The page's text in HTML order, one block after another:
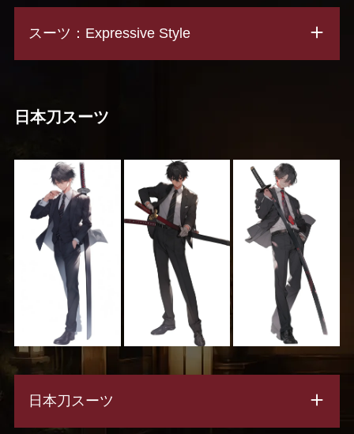
スーツ：Expressive Style
日本刀スーツ
日本刀スーツ